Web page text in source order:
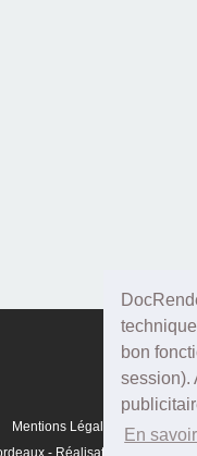
bon
session).
En
Mentions Légales
- Réalisation :